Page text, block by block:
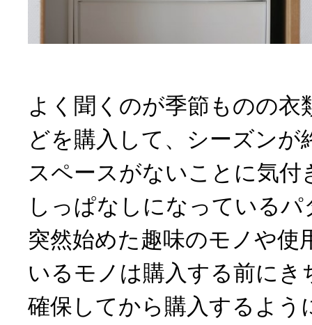
よく聞くのが季節ものの衣
どを購入して、シーズンが
スペースがないことに気付
しっぱなしになっている
突然始めた趣味のモノや使
いるモノは購入する前にき
確保してから購入するよう